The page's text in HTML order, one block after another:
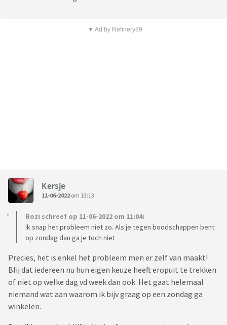
▼ Ad by Refinery89
Kersje
11-06-2022 om 13:13
Rozi schreef op 11-06-2022 om 11:04:
Ik snap het probleem niet zo. Als je tegen boodschappen bent
op zondag dan ga je toch niet
Precies, het is enkel het probleem men er zelf van maakt!
Blij dat iedereen nu hun eigen keuze heeft eropuit te trekken
of niet op welke dag vd week dan ook. Het gaat helemaal
niemand wat aan waarom ik bijv graag op een zondag ga
winkelen.